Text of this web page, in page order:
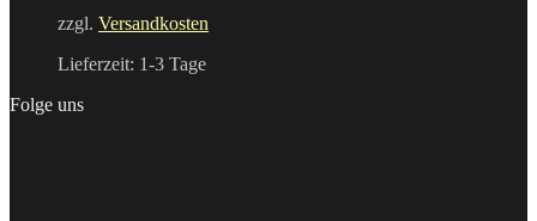
zzgl. Versandkosten
Lieferzeit: 1-3 Tage
Folge uns